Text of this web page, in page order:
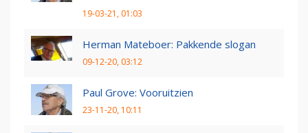
19-03-21, 01:03
Herman Mateboer: Pakkende slogan
09-12-20, 03:12
Paul Grove: Vooruitzien
23-11-20, 10:11